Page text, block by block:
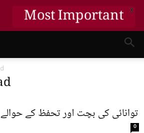
توانائی کی بچت اور تحفظ کے حوالے
0
Most Important X